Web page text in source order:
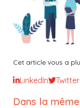
Cet article vous a plu
LinkedIn Twitter
Dans la